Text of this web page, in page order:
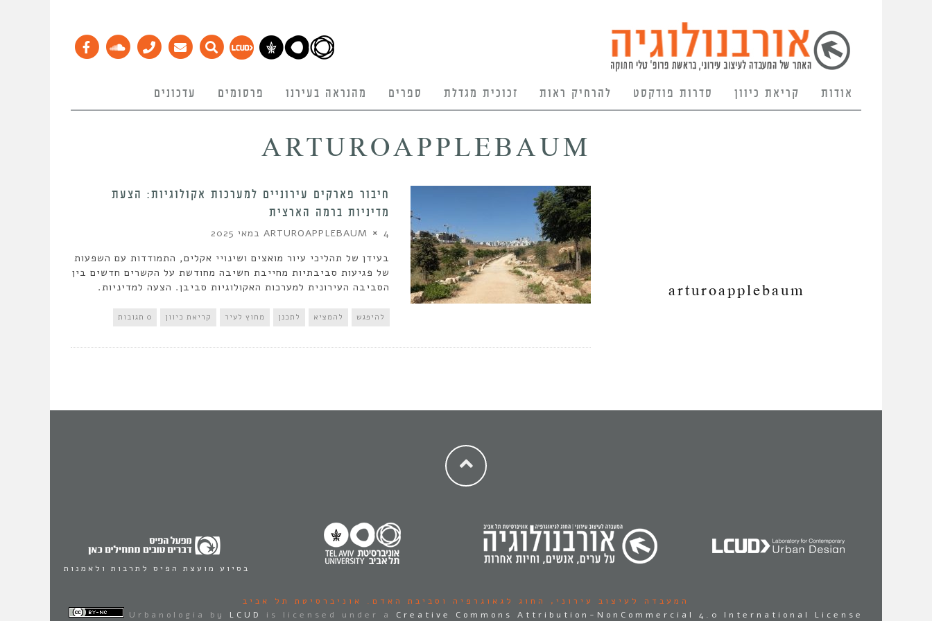
אודות קריאת כיוון סדרות פודקסט להרחיק ראות זכוכית מגדלת ספרים מהנראה בעירנו פרסומים עדכונים
ARTUROAPPLEBAUM
חיבור פארקים עירוניים למערכות אקולוגיות: הצעת
מדיניות ברמה הארצית
ARTUROAPPLEBAUM 4 במאי 2025
בעידן של תהליכי עיור מואצים ושינויי אקלים, התמודדות עם השפעות
של פגיעות סביבתיות מחייבת חשיבה מחודשת על הקשרים חדשים בין
הסביבה העירונית למערכות האקולוגיות סביבן. הצעה למדיניות.
להיפגש להמציא לתכנן מחוץ לעיר קריאת כיוון 0 תגובות
arturoapplebaum
בסיוע מועצת הפיס לתרבות ולאמנות
המעבדה לעיצוב עירוני, החוג לגאוגרפיה וסביבת האדם.
אוניברסיטת תל אביב
Urbanologia by LCUD is licensed under a Creative Commons Attribution-NonCommercial 4.0 International License